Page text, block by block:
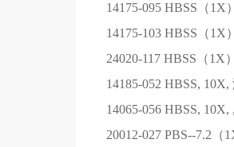
14175-095 HBSS（1X
14175-103 HBSS（1X
24020-117 HBSS（1X
14185-052 HBSS,
14065-056 HBSS,
20012-027 PBS--7.2（